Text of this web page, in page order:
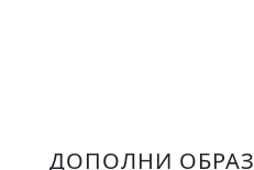
ДОПОЛНИ ОБРАЗ